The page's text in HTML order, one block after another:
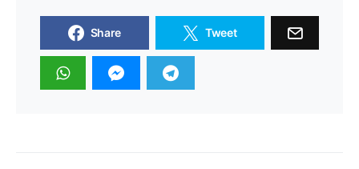
Share Tweet